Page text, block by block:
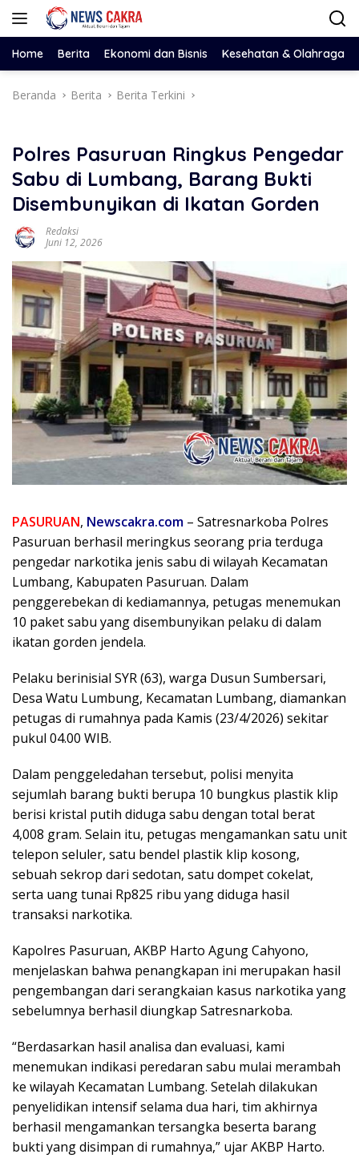
Langsung
Home Berita Ekonomi dan Bisnis Kesehatan & Olahraga
Beranda Berita Berita Terkini
Polres Pasuruan Ringkus Pengedar
Sabu di Lumbang, Barang Bukti
Disembunyikan di Ikatan Gorden
Redaksi
Juni 12, 2026
PASURUAN, Newscakra.com – Satresnarkoba Polres
Pasuruan berhasil meringkus seorang pria terduga
pengedar narkotika jenis sabu di wilayah Kecamatan
Lumbang, Kabupaten Pasuruan. Dalam
penggerebekan di kediamannya, petugas menemukan
10 paket sabu yang disembunyikan pelaku di dalam
ikatan gorden jendela.
Pelaku berinisial SYR (63), warga Dusun Sumbersari,
Desa Watu Lumbung, Kecamatan Lumbang, diamankan
petugas di rumahnya pada Kamis (23/4/2026) sekitar
pukul 04.00 WIB.
Dalam penggeledahan tersebut, polisi menyita
sejumlah barang bukti berupa 10 bungkus plastik klip
berisi kristal putih diduga sabu dengan total berat
4,008 gram. Selain itu, petugas mengamankan satu unit
telepon seluler, satu bendel plastik klip kosong,
sebuah sekrop dari sedotan, satu dompet cokelat,
serta uang tunai Rp825 ribu yang diduga hasil
transaksi narkotika.
Kapolres Pasuruan, AKBP Harto Agung Cahyono,
menjelaskan bahwa penangkapan ini merupakan hasil
pengembangan dari serangkaian kasus narkotika yang
sebelumnya berhasil diungkap Satresnarkoba.
“Berdasarkan hasil analisa dan evaluasi, kami
menemukan indikasi peredaran sabu mulai merambah
ke wilayah Kecamatan Lumbang. Setelah dilakukan
penyelidikan intensif selama dua hari, tim akhirnya
berhasil mengamankan tersangka beserta barang
bukti yang disimpan di rumahnya,” ujar AKBP Harto.